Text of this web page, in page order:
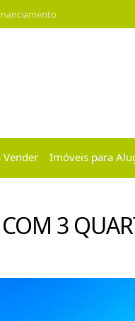
Imóveis para
3